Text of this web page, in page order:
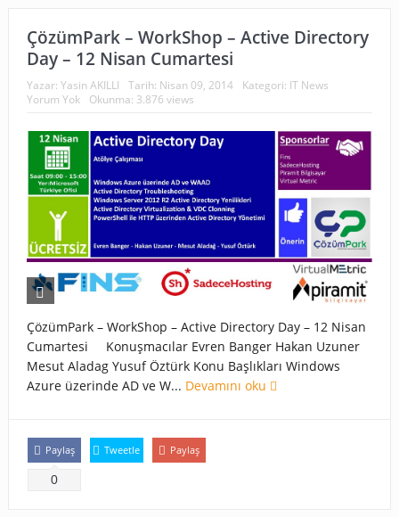
ÇözümPark – WorkShop – Active Directory
Day – 12 Nisan Cumartesi
Yazar: Yasin AKILLI Tarih: Nisan 09, 2014 Kategori: IT News
Yorum Yok
Okunma: 3.876 views
ÇözümPark – WorkShop – Active Directory Day – 12 Nisan
Cumartesi Konuşmacılar Evren Banger Hakan Uzuner
Mesut Aladag Yusuf Öztürk Konu Başlıkları Windows
Azure üzerinde AD ve W... Devamını oku
Paylaş
0
Tweetle Paylaş